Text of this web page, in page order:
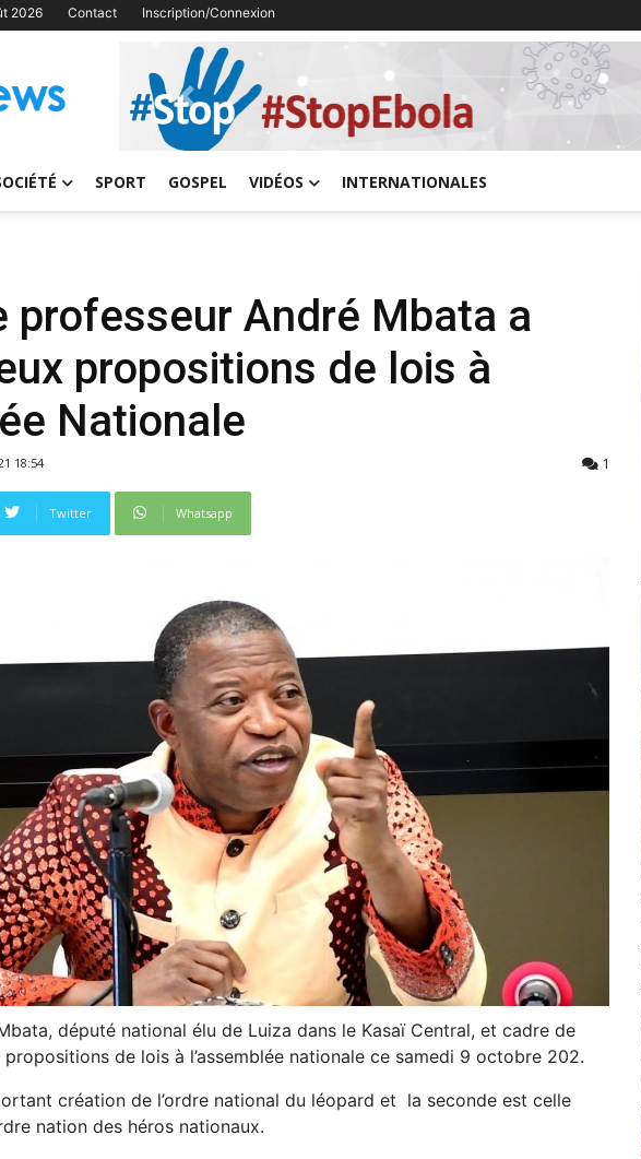
2026 Contact Inscription/Connexion
Previous
SPORT GOSPEL VIDÉOS INTERNATIONALES
professeur André Mbata a
propositions de lois à
Nationale
18:54 1
Twitter Whatsapp
député national élu de Luiza dans le Kasaï Central, et cadre de
propositions de lois à l’assemblée nationale ce samedi 9 octobre 202.
création de l’ordre national du léopard et la seconde est celle
nation des héros nationaux.